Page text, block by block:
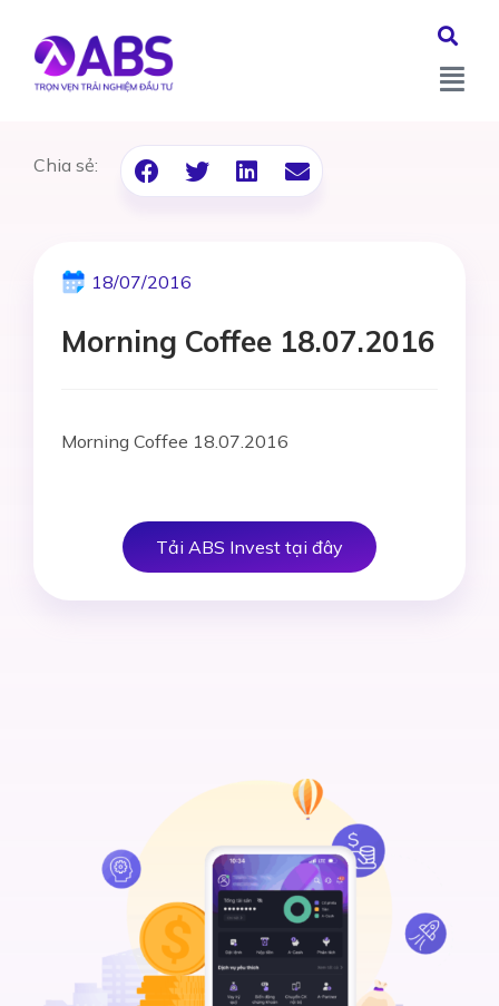
Chia sẻ:
18/07/2016
Morning Coffee 18.07.2016
Morning Coffee 18.07.2016
Tải ABS Invest tại đây